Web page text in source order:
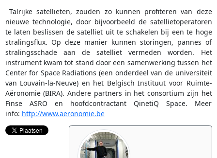
Talrijke satellieten, zouden zo kunnen profiteren van deze
nieuwe technologie, door bijvoorbeeld de satellietoperatoren
te laten beslissen de satelliet uit te schakelen bij een te hoge
stralingsflux. Op deze manier kunnen storingen, pannes of
stralingsschade aan de satelliet vermeden worden. Het
instrument kwam tot stand door een samenwerking tussen het
Center for Space Radiations (een onderdeel van de universiteit
van Louvain-la-Neuve) en het Belgisch Instituut voor Ruimte-
Aëronomie (BIRA). Andere partners in het consortium zijn het
Finse ASRO en hoofdcontractant QinetiQ Space. Meer
info: http://www.aeronomie.be